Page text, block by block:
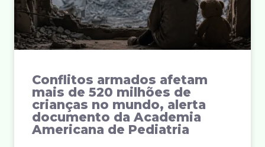
Conflitos armados afetam
mais de 520 milhões de
crianças no mundo, alerta
documento da Academia
Americana de Pediatria